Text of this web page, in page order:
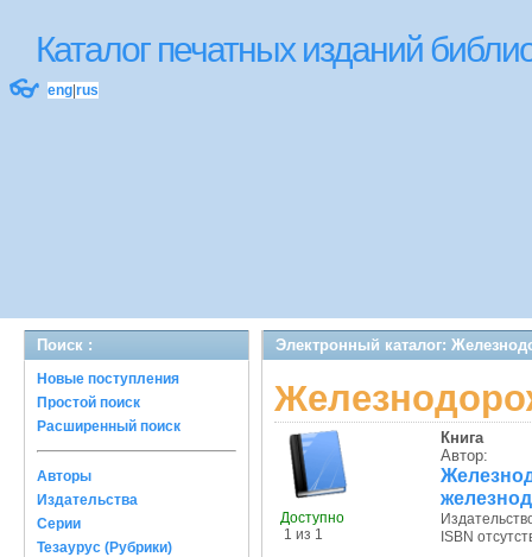
Каталог печатных изданий
👓 eng rus
Поиск :
Новые поступления
Простой поиск
Расширенный поиск
Авторы
Издательства
Серии
Тезаурус (Рубрики)
Электронный каталог:
Доступно
1 из 1
Книга
Автор:
ISBN